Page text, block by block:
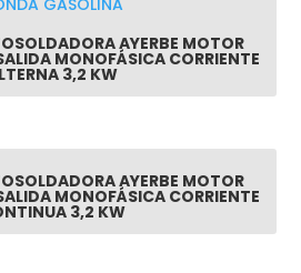
AYERBE MOTOR
MONOFÁSICA CORRIENTE
3,2 KW
AYERBE MOTOR
MONOFÁSICA CORRIENTE
3,2 KW